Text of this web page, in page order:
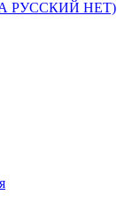
РУССКИЙ НЕТ)